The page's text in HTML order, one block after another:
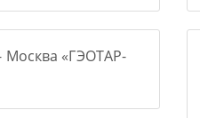
Москва «ГЭОТАР-